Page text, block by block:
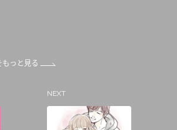
もっと見る
NEXT